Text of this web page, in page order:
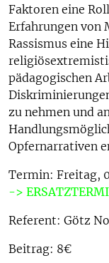
Faktoren eine
Erfahrungen von
Rassismus eine
pädagogischen
zu nehmen und
Opfernarrativen
Termin: Freitag,
->
Referent: Götz
Beitrag: 8€